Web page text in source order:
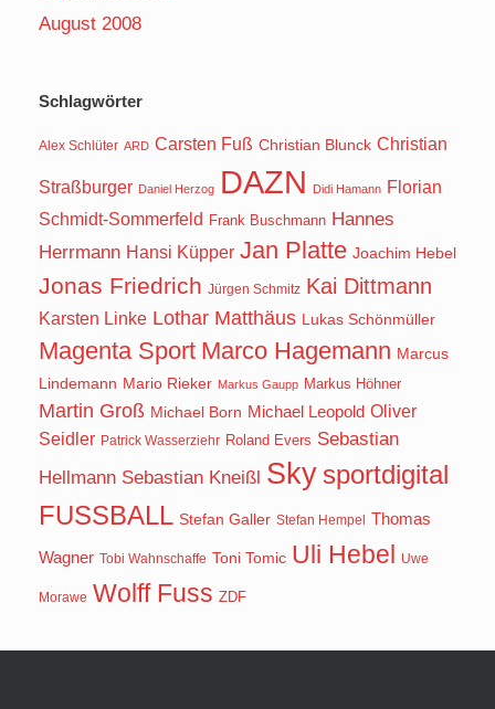
August 2008
Schlagwörter
Alex Schlüter ARD Carsten Fuß Christian Blunck Christian
Straßburger Daniel Herzog DAZN Didi Hamann Florian
Schmidt-Sommerfeld Frank Buschmann Hannes
Herrmann Hansi Küpper Jan Platte Joachim Hebel
Jonas Friedrich Jürgen Schmitz Kai Dittmann
Karsten Linke Lothar Matthäus Lukas Schönmüller
Magenta Sport Marco Hagemann Marcus
Lindemann Mario Rieker Markus Gaupp Markus Höhner
Martin Groß Michael Born Michael Leopold Oliver
Seidler Patrick Wasserziehr Roland Evers Sebastian
Hellmann Sebastian Kneißl Sky sportdigital
FUSSBALL Stefan Galler Stefan Hempel Thomas
Wagner Tobi Wahnschaffe Toni Tomic Uli Hebel Uwe
Morawe Wolff Fuss ZDF